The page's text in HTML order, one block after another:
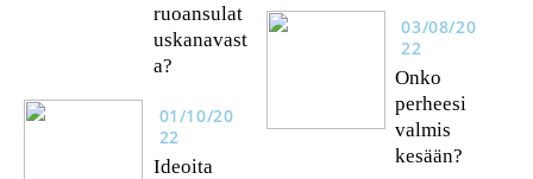
ruoansulat
uskanavast
a?
01/10/20
22
Ideoita
03/08/20
22
Onko
perheesi
valmis
kesään?